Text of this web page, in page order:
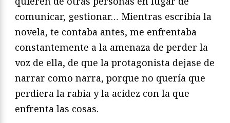
comunicar, gestionar… Mientras escribía la
novela, te contaba antes, me enfrentaba
constantemente a la amenaza de perder la
voz de ella, de que la protagonista dejase de
narrar como narra, porque no quería que
perdiera la rabia y la acidez con la que
enfrenta las cosas.